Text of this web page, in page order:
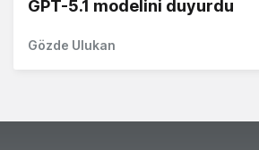
GPT-5.1 modelini duyurdu
Gözde Ulukan